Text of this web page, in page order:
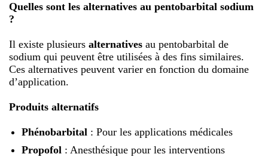
Quelles sont les alternatives au pentobarbital sodium
?
Il existe plusieurs alternatives au pentobarbital de
sodium qui peuvent être utilisées à des fins similaires.
Ces alternatives peuvent varier en fonction du domaine
d’application.
Produits alternatifs
Phénobarbital : Pour les applications médicales
Propofol: Anesthésique pour les interventions